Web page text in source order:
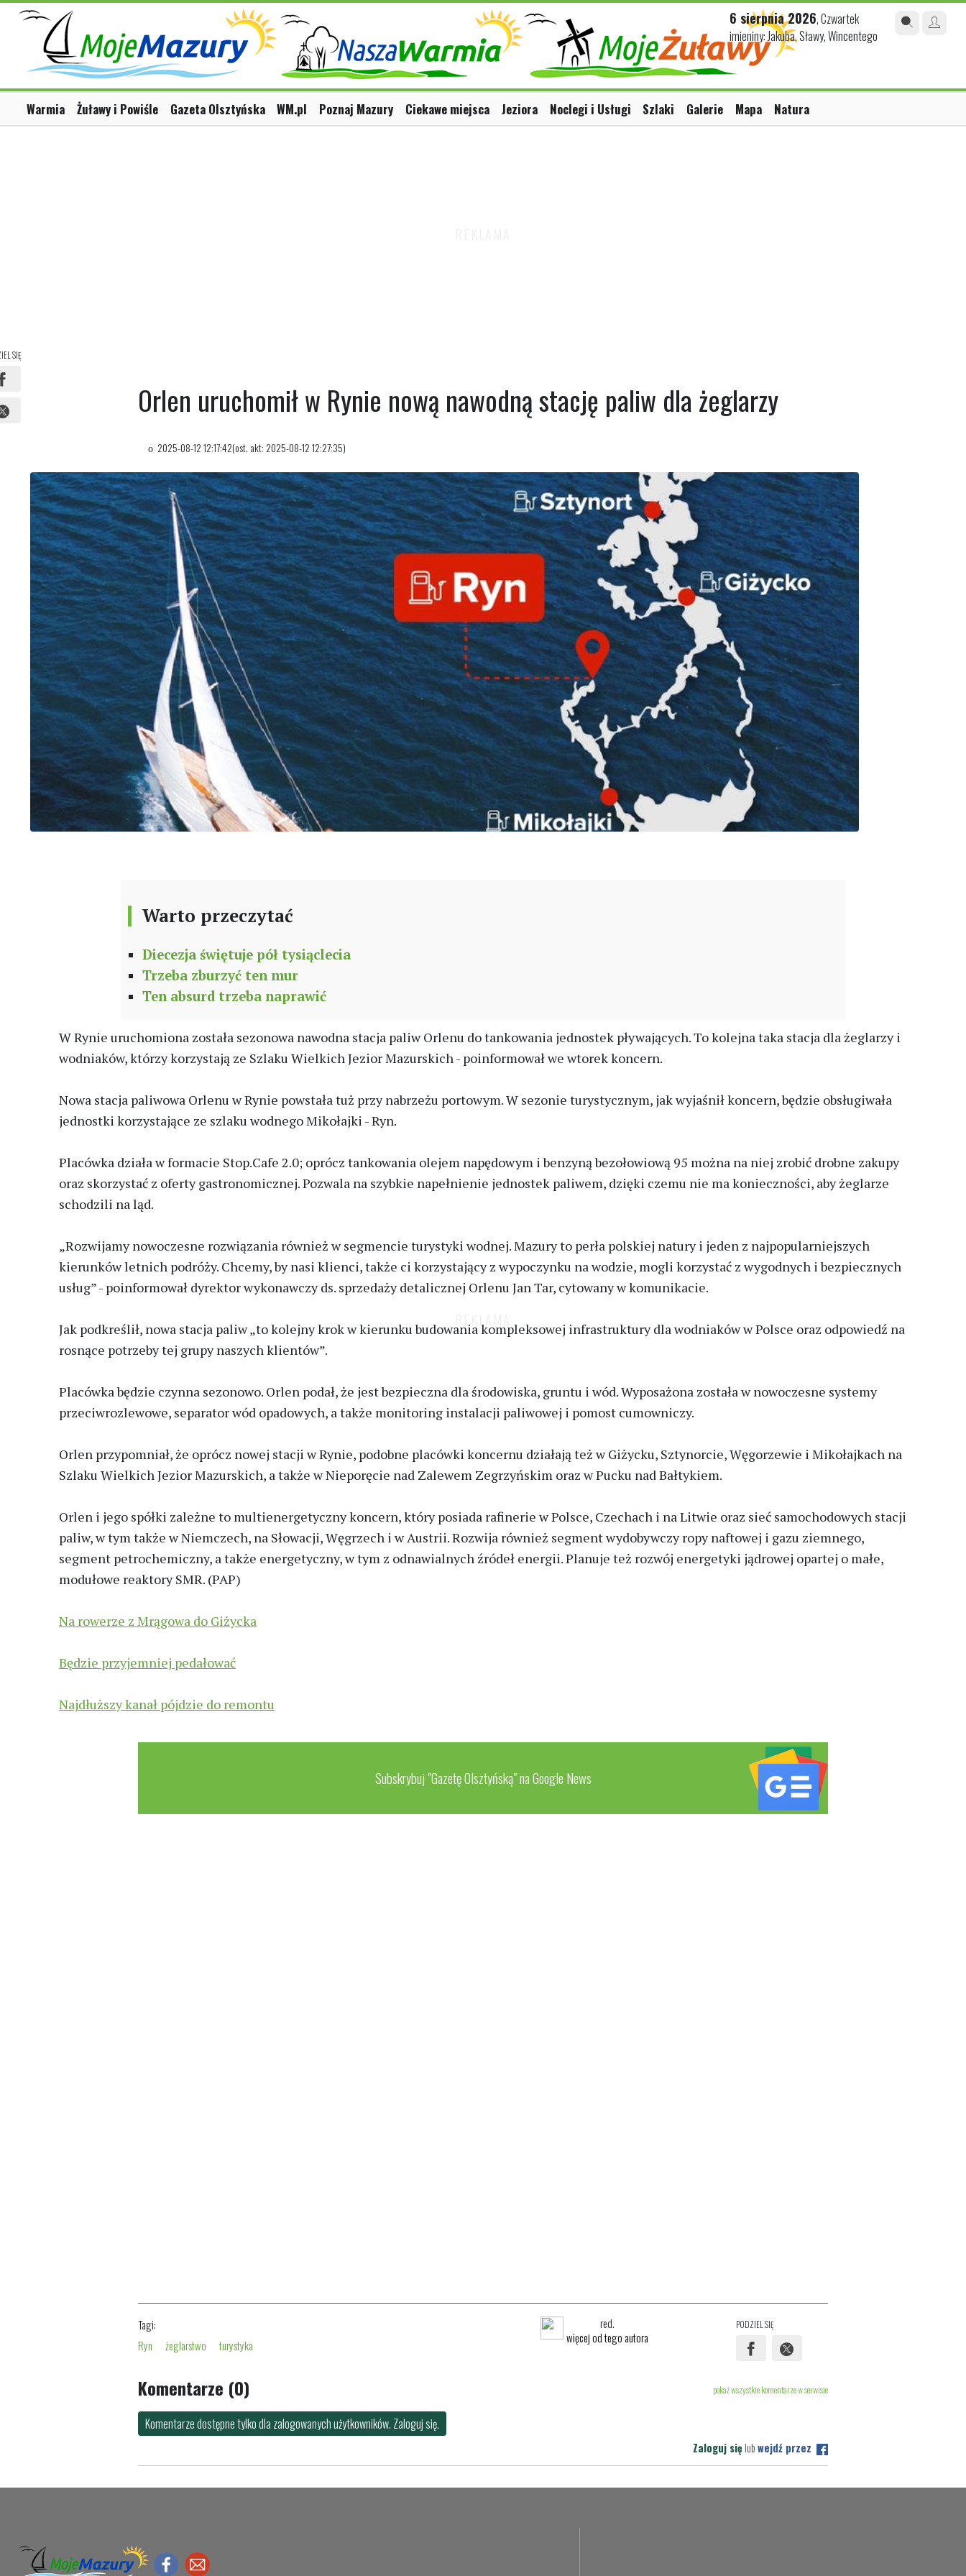
6 sierpnia 2026, Czwartek
imieniny: Jakuba, Sławy, Wincentego
Warmia Żuławy i Powiśle Gazeta Olsztyńska WM.pl Poznaj Mazury Ciekawe miejsca Jeziora Noclegi i Usługi Szlaki Galerie Mapa Natura
SIĘ
Orlen uruchomił w Rynie nową nawodną stację paliw dla żeglarzy
2025-08-12 12:17:42(ost. akt: 2025-08-12 12:27:35)
Warto przeczytać
Diecezja świętuje pół tysiąclecia
Trzeba zburzyć ten mur
Ten absurd trzeba naprawić
W Rynie uruchomiona została sezonowa nawodna stacja paliw Orlenu do tankowania jednostek pływających. To kolejna taka stacja dla żeglarzy i
wodniaków, którzy korzystają ze Szlaku Wielkich Jezior Mazurskich - poinformował we wtorek koncern.
Nowa stacja paliwowa Orlenu w Rynie powstała tuż przy nabrzeżu portowym. W sezonie turystycznym, jak wyjaśnił koncern, będzie obsługiwała
jednostki korzystające ze szlaku wodnego Mikołajki - Ryn.
Placówka działa w formacie Stop.Cafe 2.0; oprócz tankowania olejem napędowym i benzyną bezołowiową 95 można na niej zrobić drobne zakupy
oraz skorzystać z oferty gastronomicznej. Pozwala na szybkie napełnienie jednostek paliwem, dzięki czemu nie ma konieczności, aby żeglarze
schodzili na ląd.
„Rozwijamy nowoczesne rozwiązania również w segmencie turystyki wodnej. Mazury to perła polskiej natury i jeden z najpopularniejszych
kierunków letnich podróży. Chcemy, by nasi klienci, także ci korzystający z wypoczynku na wodzie, mogli korzystać z wygodnych i bezpiecznych
usług” - poinformował dyrektor wykonawczy ds. sprzedaży detalicznej Orlenu Jan Tar, cytowany w komunikacie.
Jak podkreślił, nowa stacja paliw „to kolejny krok w kierunku budowania kompleksowej infrastruktury dla wodniaków w Polsce oraz odpowiedź na
rosnące potrzeby tej grupy naszych klientów”.
Placówka będzie czynna sezonowo. Orlen podał, że jest bezpieczna dla środowiska, gruntu i wód. Wyposażona została w nowoczesne systemy
przeciwrozlewowe, separator wód opadowych, a także monitoring instalacji paliwowej i pomost cumowniczy.
Orlen przypomniał, że oprócz nowej stacji w Rynie, podobne placówki koncernu działają też w Giżycku, Sztynorcie, Węgorzewie i Mikołajkach na
Szlaku Wielkich Jezior Mazurskich, a także w Nieporęcie nad Zalewem Zegrzyńskim oraz w Pucku nad Bałtykiem.
Orlen i jego spółki zależne to multienergetyczny koncern, który posiada rafinerie w Polsce, Czechach i na Litwie oraz sieć samochodowych stacji
paliw, w tym także w Niemczech, na Słowacji, Węgrzech i w Austrii. Rozwija również segment wydobywczy ropy naftowej i gazu ziemnego,
segment petrochemiczny, a także energetyczny, w tym z odnawialnych źródeł energii. Planuje też rozwój energetyki jądrowej opartej o małe,
modułowe reaktory SMR. (PAP)
Na rowerze z Mrągowa do Giżycka
Będzie przyjemniej pedałować
Najdłuższy kanał pójdzie do remontu
Subskrybuj "Gazetę Olsztyńską" na Google News
Tagi:
Ryn
żeglarstwo turystyka
red.
więcej od tego autora
PODZIEL SIĘ
Komentarze (0) pokaż wszystkie komentarze w serwisie
Komentarze dostępne tylko dla zalogowanych użytkowników. Zaloguj się.
Zaloguj sięlubwejdź przez